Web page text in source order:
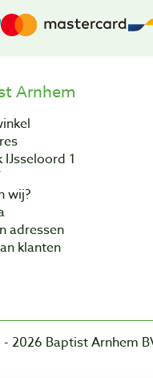
Arnhem
1
wij?
adressen
klanten
2026 Baptist Arnhem